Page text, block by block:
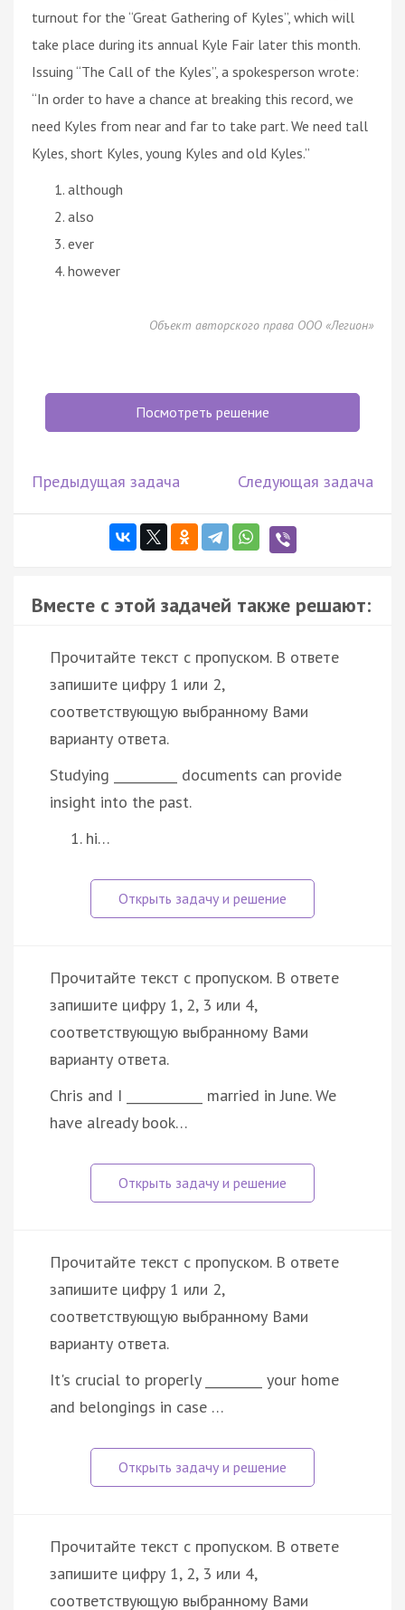
turnout for the “Great Gathering of Kyles”, which will
take place during its annual Kyle Fair later this month.
Issuing “The Call of the Kyles”, a spokesperson wrote:
“In order to have a chance at breaking this record, we
need Kyles from near and far to take part. We need tall
Kyles, short Kyles, young Kyles and old Kyles.”
although
also
ever
however
Объект авторского права ООО «Легион»
Посмотреть решение
Предыдущая задача Следующая задача
Вместе с этой задачей также решают:
Прочитайте текст с пропуском. В ответе
запишите цифру 1 или 2,
соответствующую выбранному Вами
варианту ответа.
Studying __________ documents can provide
insight into the past.
hi…
Прочитайте текст с пропуском. В ответе
запишите цифру 1, 2, 3 или 4,
соответствующую выбранному Вами
варианту ответа.
Chris and I ____________ married in June. We
have already book…
Прочитайте текст с пропуском. В ответе
запишите цифру 1 или 2,
соответствующую выбранному Вами
варианту ответа.
It's crucial to properly _________ your home
and belongings in case …
Прочитайте текст с пропуском. В ответе
запишите цифру 1, 2, 3 или 4,
соответствующую выбранному Вами